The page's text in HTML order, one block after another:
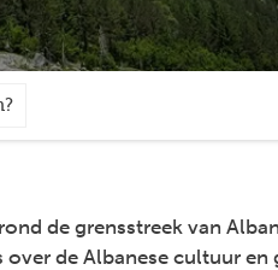
de grensstreek van
de Albanese cultuur en